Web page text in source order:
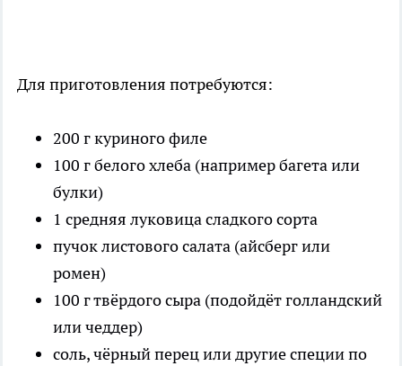
Для приготовления потребуются:
200 г куриного филе
100 г белого хлеба (например багета или
булки)
1 средняя луковица сладкого сорта
пучок листового салата (айсберг или
ромен)
100 г твёрдого сыра (подойдёт голландский
или чеддер)
соль, чёрный перец или другие специи по